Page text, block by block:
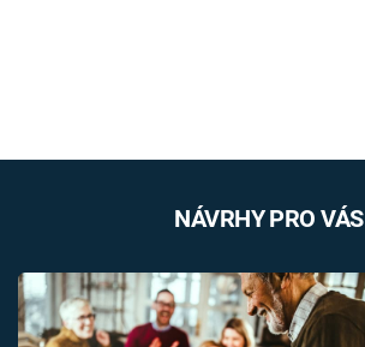
NÁVRHY PRO VÁS